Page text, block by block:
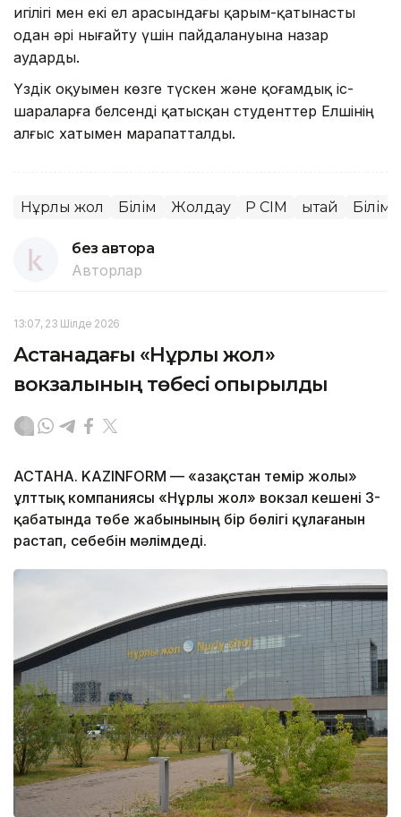
игілігі мен екі ел арасындағы қарым-қатынасты
одан әрі нығайту үшін пайдалануына назар
аударды.
Үздік оқуымен көзге түскен және қоғамдық іс-
шараларға белсенді қатысқан студенттер Елшінің
алғыс хатымен марапатталды.
Нұрлы жол Білім Жолдау ҚР СІМ Қытай
без автора
Авторлар
13:07, 23 Шілде 2026
Астанадағы «Нұрлы жол»
вокзалының төбесі опырылды
АСТАНА. KAZINFORM — «Қазақстан темір жолы»
ұлттық компаниясы «Нұрлы жол» вокзал кешені 3-
қабатында төбе жабынының бір бөлігі құлағанын
растап, себебін мәлімдеді.